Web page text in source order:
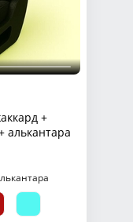
+
алькантара